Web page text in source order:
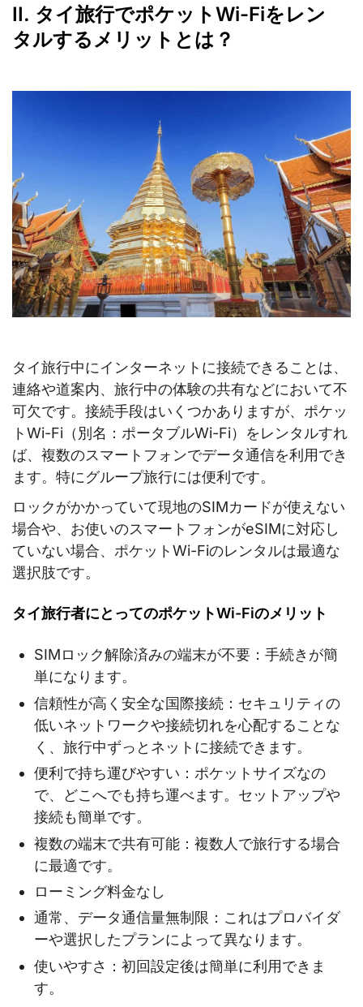
II. タイ旅行でポケットWi-Fiをレン
タルするメリットとは？
タイ旅行中にインターネットに接続できることは、
連絡や道案内、旅行中の体験の共有などにおいて不
可欠です。接続手段はいくつかありますが、ポケッ
トWi-Fi（別名：ポータブルWi-Fi）をレンタルすれ
ば、複数のスマートフォンでデータ通信を利用でき
ます。特にグループ旅行には便利です。
ロックがかかっていて現地のSIMカードが使えない
場合や、お使いのスマートフォンがeSIMに対応し
ていない場合、ポケットWi-Fiのレンタルは最適な
選択肢です。
タイ旅行者にとってのポケットWi-Fiのメリット
SIMロック解除済みの端末が不要：手続きが簡
単になります。
信頼性が高く安全な国際接続：セキュリティの
低いネットワークや接続切れを心配することな
く、旅行中ずっとネットに接続できます。
便利で持ち運びやすい：ポケットサイズなの
で、どこへでも持ち運べます。セットアップや
接続も簡単です。
複数の端末で共有可能：複数人で旅行する場合
に最適です。
ローミング料金なし
通常、データ通信量無制限：これはプロバイダ
ーや選択したプランによって異なります。
使いやすさ：初回設定後は簡単に利用できま
す。